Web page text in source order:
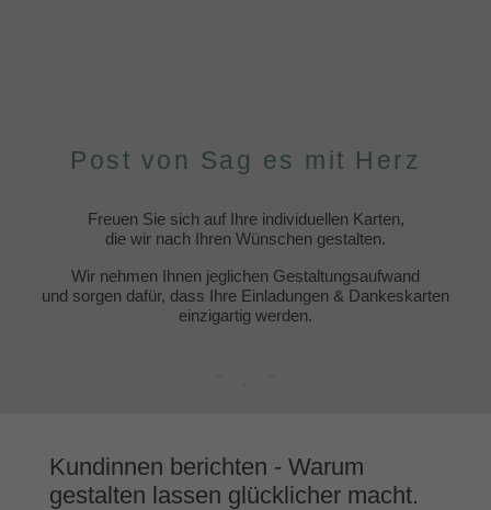
Post von Sag es mit Herz
Freuen Sie sich auf Ihre individuellen Karten,
die wir nach Ihren Wünschen gestalten.
Wir nehmen Ihnen jeglichen Gestaltungsaufwand
und sorgen dafür, dass Ihre Einladungen & Dankeskarten
einzigartig werden.
Kundinnen berichten - Warum
gestalten lassen glücklicher macht.